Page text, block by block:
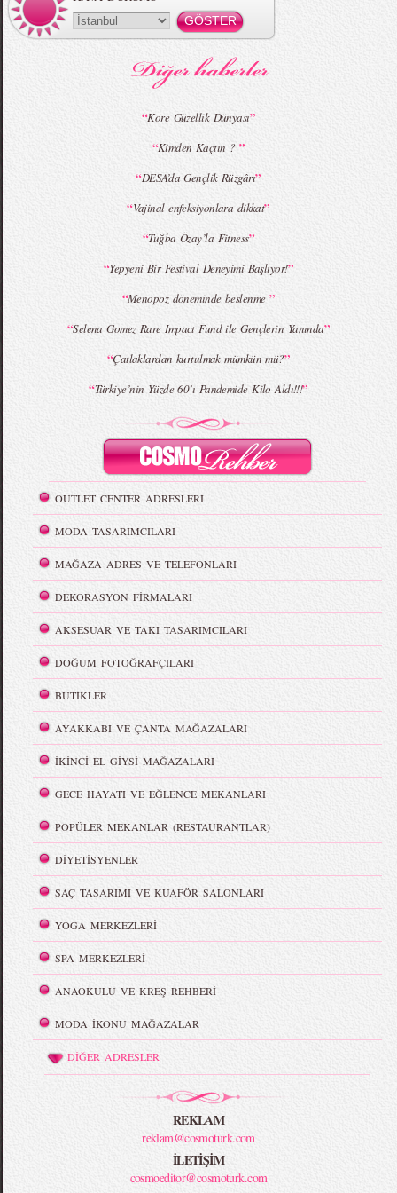
MBFWI - Gülçin Çengel 2015 Yaz
MBFWI - Zeynep Erdoğan 2015 Yaz
MBFWI - Giray Sepin 2015 Yaz Koleksiyonu MBFWI - Burçe Bekrek 2015 Yaz Koleksiyonu
“Kore Güzellik Dünyası”
“Kimden Kaçtın ?”
“DESA’da Gençlik Rüzgârı”
“Vajinal enfeksiyonlara dikkat”
“Tuğba Özay’la Fitness”
“Yepyeni Bir Festival Deneyimi Başlıyor!”
“Menopoz döneminde beslenme ”
“Selena Gomez Rare Impact Fund ile Gençlerin Yanında”
“Çatlaklardan kurtulmak mümkün mü?”
“Türkiye’nin Yüzde 60’ı Pandemide Kilo Aldı!!!”
OUTLET CENTER ADRESLERİ
MODA TASARIMCILARI
MAĞAZA ADRES VE TELEFONLARI
DEKORASYON FİRMALARI
AKSESUAR VE TAKI TASARIMCILARI
DOĞUM FOTOĞRAFÇILARI
BUTİKLER
AYAKKABI VE ÇANTA MAĞAZALARI
İKİNCİ EL GİYSİ MAĞAZALARI
GECE HAYATI VE EĞLENCE MEKANLARI
POPÜLER MEKANLAR (RESTAURANTLAR)
DİYETİSYENLER
SAÇ TASARIMI VE KUAFÖR SALONLARI
YOGA MERKEZLERİ
SPA MERKEZLERİ
ANAOKULU VE KREŞ REHBERİ
MODA İKONU MAĞAZALAR
DİĞER ADRESLER
REKLAM
reklam@cosmoturk.com
İLETİŞİM
cosmoeditor@cosmoturk.com